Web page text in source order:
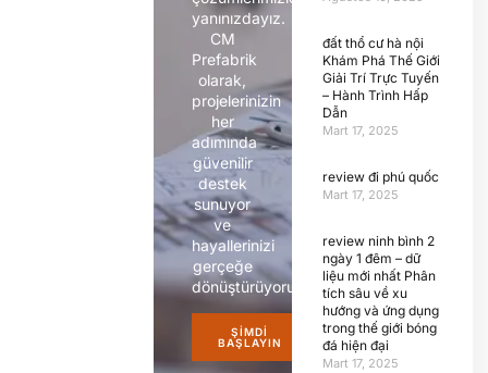
yanınızdayız.
CM
Prefabrik
olarak,
projelerinizin
her
adımında
güvenilir
destek
sunuyor
ve
hayallerinizi
gerçeğe
dönüştürüyoruz.
ŞIMDI
BAŞLAYIN
đất thổ cư hà nội
Khám Phá Thế Giới
Giải Trí Trực Tuyến
– Hành Trình Hấp
Dẫn
Mart 17, 2025
review đi phú quốc
Mart 17, 2025
review ninh bình 2
ngày 1 đêm – dữ
liệu mới nhất Phân
tích sâu về xu
hướng và ứng dụng
trong thế giới bóng
đá hiện đại
Mart 17, 2025